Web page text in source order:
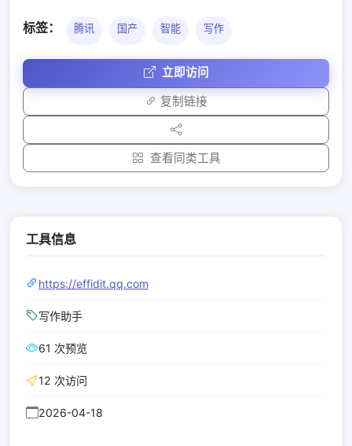
标签： 腾讯 国产 智能 写作
立即访问
复制链接
查看同类工具
工具信息
https://effidit.qq.com
写作助手
61 次预览
12 次访问
2026-04-18